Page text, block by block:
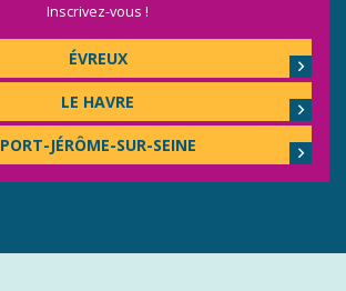
Inscrivez-vous !
ÉVREUX
LE HAVRE
PORT-JÉRÔME-SUR-SEINE